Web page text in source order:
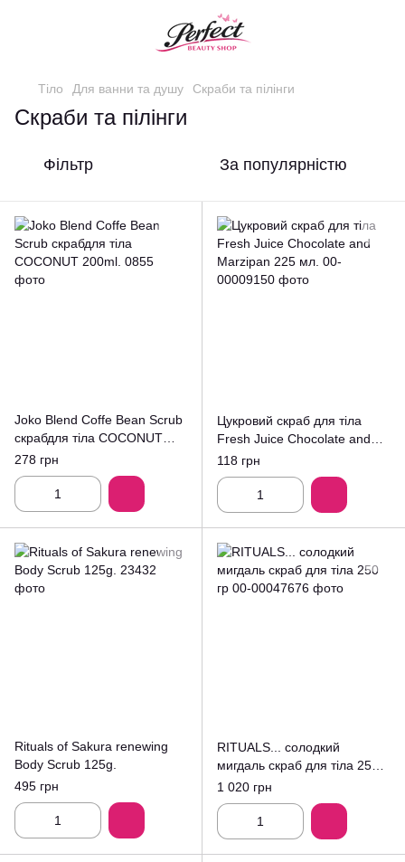
Тіло Для ванни та душу Скраби та пілінги
Скраби та пілінги
Фільтр За популярністю
Joko Blend Coffe Bean Scrub
скрабдля тіла COCONUT
200ml.
278 грн
Цукровий скраб для тіла
Fresh Juice Chocolate and
Marzipan 225 мл.
118 грн
Rituals of Sakura renewing
Body Scrub 125g.
495 грн
RITUALS... солодкий
мигдаль скраб для тіла 250
гр
1 020 грн